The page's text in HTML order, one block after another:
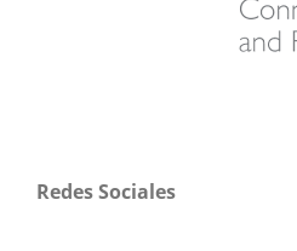
Redes Sociales